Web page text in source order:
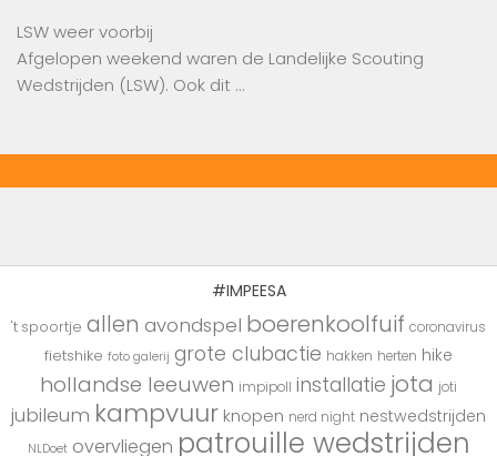
LSW weer voorbij
Afgelopen weekend waren de Landelijke Scouting
Wedstrijden (LSW). Ook dit …
#IMPEESA
't spoortje allen avondspel boerenkoolfuif coronavirus
fietshike foto galerij grote clubactie hakken herten hike
hollandse leeuwen impipoll installatie jota joti
jubileum kampvuur knopen nerd night nestwedstrijden
NLDoet overvliegen patrouille wedstrijden